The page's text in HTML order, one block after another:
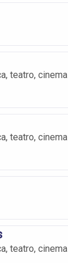
teatro,
teatro,
teatro,